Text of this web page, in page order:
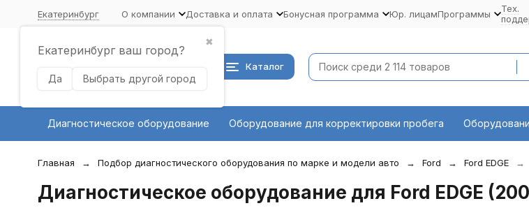
Екатеринбург
✖
Екатеринбург ваш город?
Да Выбрать другой город
О компании Доставка и оплата Бонусная программа Юр. лицамПрограммы
Тех.
Каталог
Диагностическое оборудование Оборудование для корректировки пробега
Главная Подбор диагностического оборудования по марке и модели авто Ford Ford EDGE
Диагностическое оборудование для Ford EDGE